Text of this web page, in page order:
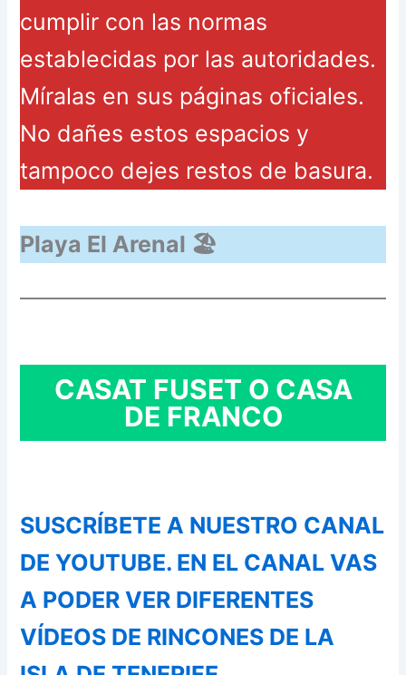
cumplir con las normas
establecidas por las autoridades.
Míralas en sus páginas oficiales.
No dañes estos espacios y
tampoco dejes restos de basura.
Playa El Arenal 🏖️
CASAT FUSET O CASA
DE FRANCO
SUSCRÍBETE A NUESTRO CANAL
DE YOUTUBE. EN EL CANAL VAS
A PODER VER DIFERENTES
VÍDEOS DE RINCONES DE LA